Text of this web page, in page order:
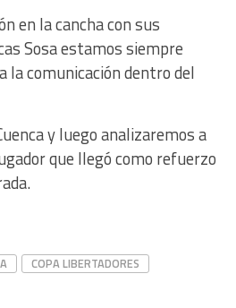
en la cancha con sus
Sosa estamos siempre
la comunicación dentro del
y luego analizaremos a
que llegó como refuerzo
COPA LIBERTADORES